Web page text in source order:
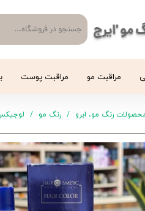
مو 'ایرج
مراقبت مو مراقبت پوست
رنگ مو، ابرو رنگ مو